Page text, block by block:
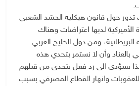
تدور حول قانون هيكلية الحشد الشعبي
لديها اعتراضات وهناك
ومن دول الخليج العربي
وأن لا نستمر بتحدي هذه
هذا سيؤدي الى رد فعل يتحدى من قبلهم
وانهار القطاع المصرفي بسبب